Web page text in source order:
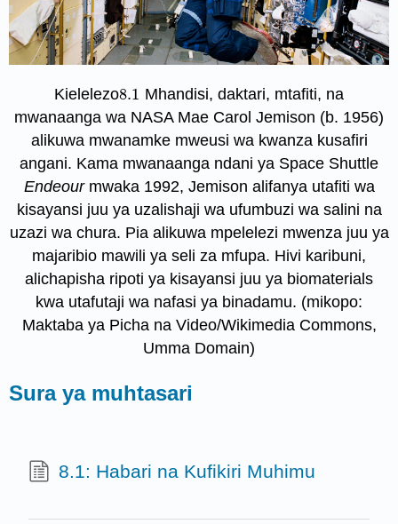
Kielelezo8.1
8.1 Mhandisi, daktari, mtafiti, na
mwanaanga wa NASA Mae Carol Jemison (b. 1956)
alikuwa mwanamke mweusi wa kwanza kusafiri
angani. Kama mwanaanga ndani ya Space Shuttle
Endeourmwaka 1992, Jemison alifanya utafiti wa
kisayansi juu ya uzalishaji wa ufumbuzi wa salini na
uzazi wa chura. Pia alikuwa mpelelezi mwenza juu ya
majaribio mawili ya seli za mfupa. Hivi karibuni,
alichapisha ripoti ya kisayansi juu ya biomaterials
kwa utafutaji wa nafasi ya binadamu. (mikopo:
Maktaba ya Picha na Video/Wikimedia Commons,
Umma Domain)
Sura ya muhtasari
8.1: Habari na Kufikiri Muhimu